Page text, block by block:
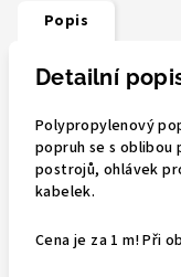
Popis
Detailní
Polypropylenový
popruh se s
postrojů, ohlávek
kabelek.
Cena je za 1 m! Při